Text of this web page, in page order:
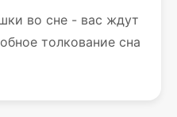
во сне - вас ждут
толкование сна